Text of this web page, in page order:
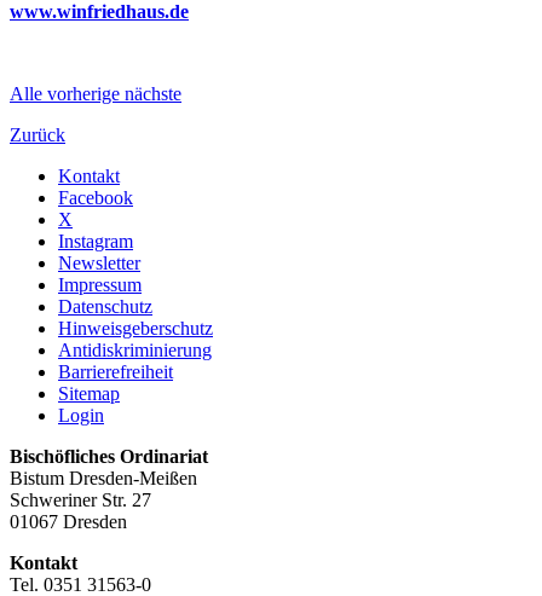
www.winfriedhaus.de
Alle vorherige nächste
Zurück
Kontakt
Facebook
X
Instagram
Newsletter
Impressum
Datenschutz
Hinweisgeberschutz
Antidiskriminierung
Barrierefreiheit
Sitemap
Login
Bischöfliches Ordinariat
Bistum Dresden-Meißen
Schweriner Str. 27
01067 Dresden
Kontakt
Tel. 0351 31563-0